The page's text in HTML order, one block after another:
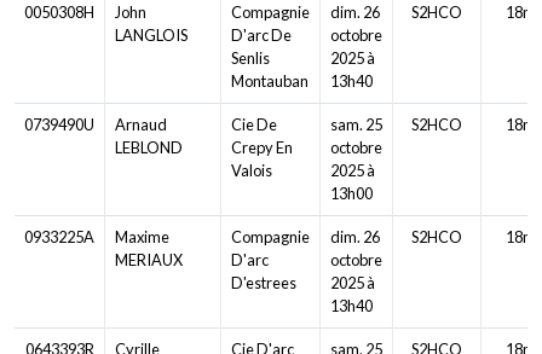
0050308H
John
LANGLOIS
Compagnie
D'arc De
Senlis
Montauban
dim. 26
octobre
2025 à
13h40
S2HCO 18m
0739490U
Arnaud
LEBLOND
Cie De
Crepy En
Valois
sam. 25
octobre
2025 à
13h00
S2HCO 18m
0933225A
Maxime
MERIAUX
Compagnie
D'arc
D'estrees
dim. 26
octobre
2025 à
13h40
S2HCO 18m
0643393R
Cyrille
Cie D'arc
sam. 25
S2HCO 18m